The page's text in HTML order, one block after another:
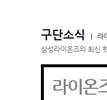
구단소식
라
삼성라이온즈의 최신
라이온